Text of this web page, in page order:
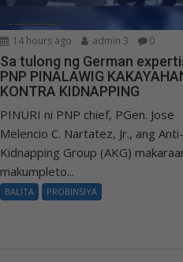
14 hours ago admin 3 0
Sa tulong ng German
PNP PINALAWIG
KONTRA KIDNAPPING
PINURI ni PNP chief, PGen. Jose
Melencio C. Nartatez, Jr., ang Anti-
Kidnapping Group (AKG)
makumpleto...
BALITA PROBINSIYA